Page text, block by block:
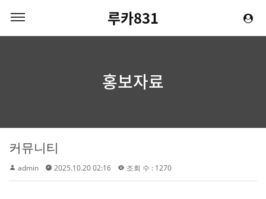
루카831
홍보자료
커뮤니티
admin 2025.10.20 02:16 조회 수 : 1270